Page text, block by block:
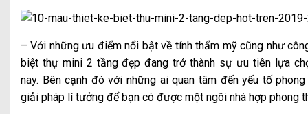
– Với những ưu điểm nổi bật về tính thẩm mỹ cũng như
biệt thự mini 2 tầng đẹp đang trở thành sự ưu tiên lựa
nay. Bên cạnh đó với những ai quan tâm đến yếu tố
giải pháp lí tưởng để bạn có được một ngôi nhà hợp phong